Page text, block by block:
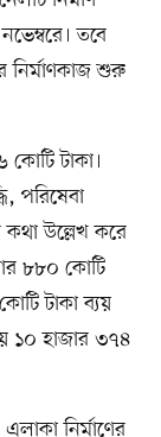
তবে
নির্মাণকাজ শুরু
টাকা।
পরিষেবা
কথা উল্লেখ করে
৮৮০ কোটি
টাকা ব্যয়
১০ হাজার ৩৭৪
নির্মাণের